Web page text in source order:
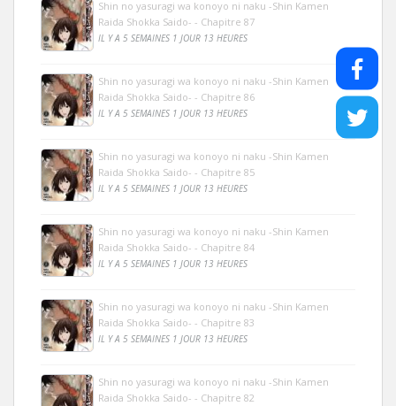
Shin no yasuragi wa konoyo ni naku -Shin Kamen
Raida Shokka Saido- - Chapitre 87
IL Y A 5 SEMAINES 1 JOUR 13 HEURES
Shin no yasuragi wa konoyo ni naku -Shin Kamen
Raida Shokka Saido- - Chapitre 86
IL Y A 5 SEMAINES 1 JOUR 13 HEURES
Shin no yasuragi wa konoyo ni naku -Shin Kamen
Raida Shokka Saido- - Chapitre 85
IL Y A 5 SEMAINES 1 JOUR 13 HEURES
Shin no yasuragi wa konoyo ni naku -Shin Kamen
Raida Shokka Saido- - Chapitre 84
IL Y A 5 SEMAINES 1 JOUR 13 HEURES
Shin no yasuragi wa konoyo ni naku -Shin Kamen
Raida Shokka Saido- - Chapitre 83
IL Y A 5 SEMAINES 1 JOUR 13 HEURES
Shin no yasuragi wa konoyo ni naku -Shin Kamen
Raida Shokka Saido- - Chapitre 82